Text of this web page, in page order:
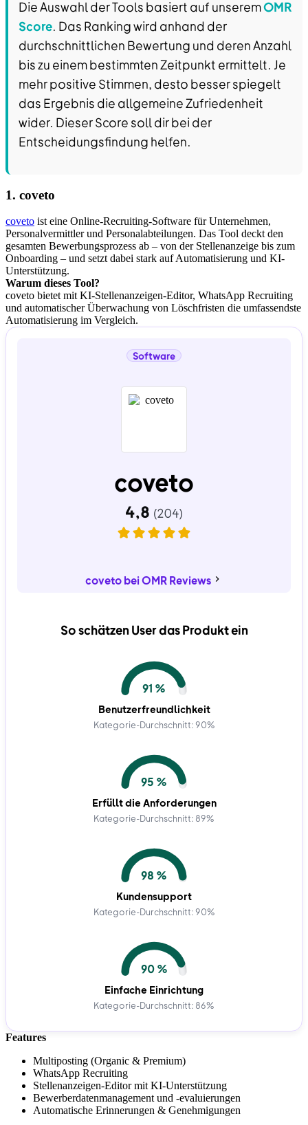
Die Auswahl der Tools basiert auf unseremOMR
Score. Das Ranking wird anhand der
durchschnittlichen Bewertung und deren Anzahl
bis zu einem bestimmten Zeitpunkt ermittelt. Je
mehr positive Stimmen, desto besser spiegelt
das Ergebnis die allgemeine Zufriedenheit
wider. Dieser Score soll dir bei der
Entscheidungsfindung helfen.
1. coveto
coveto ist eine Online-Recruiting-Software für Unternehmen,
Personalvermittler und Personalabteilungen. Das Tool deckt den
gesamten Bewerbungsprozess ab – von der Stellenanzeige bis zum
Onboarding – und setzt dabei stark auf Automatisierung und KI-
Unterstützung.
Warum dieses Tool?
coveto bietet mit KI-Stellenanzeigen-Editor, WhatsApp Recruiting
und automatischer Überwachung von Löschfristen die umfassendste
Automatisierung im Vergleich.
So schätzen User das Produkt ein
91 %
Benutzerfreundlichkeit
Kategorie-Durchschnitt: 90%
95 %
Erfüllt die Anforderungen
Kategorie-Durchschnitt: 89%
98 %
Kundensupport
Kategorie-Durchschnitt: 90%
90 %
Einfache Einrichtung
Kategorie-Durchschnitt: 86%
Software
coveto
coveto bei OMR Reviews
Features
Multiposting (Organic & Premium)
WhatsApp Recruiting
Stellenanzeigen-Editor mit KI-Unterstützung
Bewerberdatenmanagement und -evaluierungen
Automatische Erinnerungen & Genehmigungen